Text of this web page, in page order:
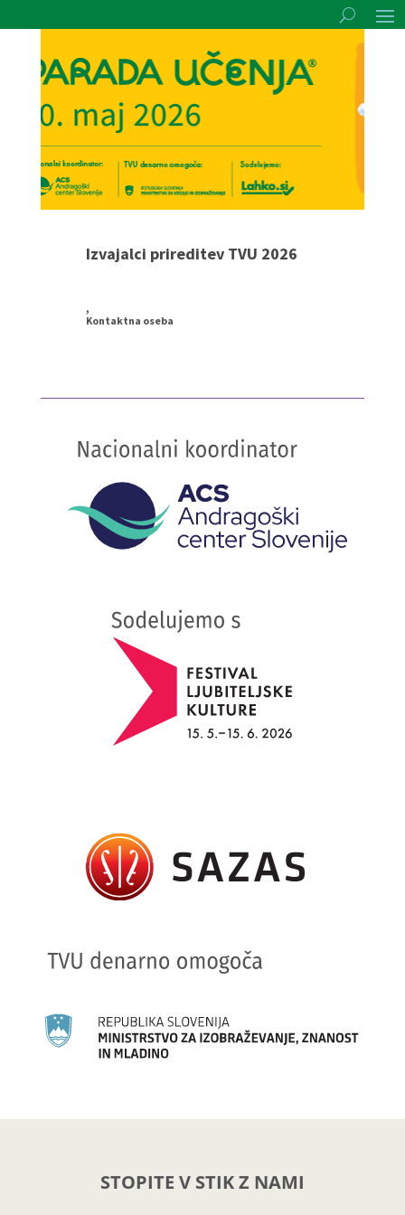
Izvajalci prireditev TVU 2026
,
Kontaktna oseba
STOPITE V STIK Z NAMI